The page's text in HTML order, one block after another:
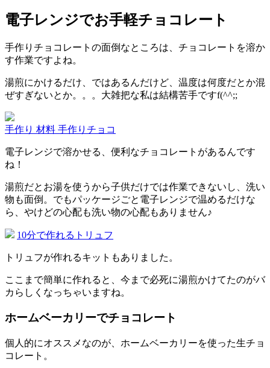
電子レンジでお手軽チョコレート
手作りチョコレートの面倒なところは、チョコレートを溶か
す作業ですよね。
湯煎にかけるだけ、ではあるんだけど、温度は何度だとか混
ぜすぎないとか。。。大雑把な私は結構苦手ですf(^^;;
手作り 材料 手作りチョコ
電子レンジで溶かせる、便利なチョコレートがあるんです
ね！
湯煎だとお湯を使うから子供だけでは作業できないし、洗い
物も面倒。でもパッケージごと電子レンジで温めるだけな
ら、やけどの心配も洗い物の心配もありません♪
10分で作れるトリュフ
トリュフが作れるキットもありました。
ここまで簡単に作れると、今まで必死に湯煎かけてたのがバ
カらしくなっちゃいますね。
ホームベーカリーでチョコレート
個人的にオススメなのが、ホームベーカリーを使った生チョ
コレート。